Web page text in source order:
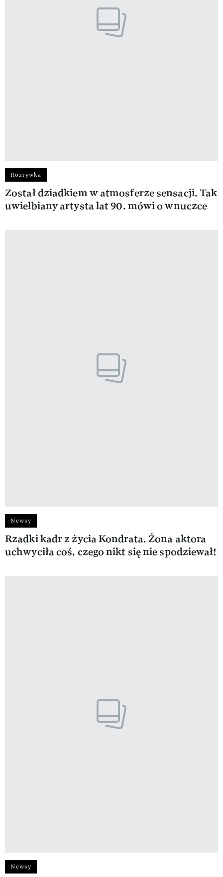
Rozrywka
Został dziadkiem w atmosferze sensacji. Tak
uwielbiany artysta lat 90. mówi o wnuczce
Newsy
Rzadki kadr z życia Kondrata. Żona aktora
uchwyciła coś, czego nikt się nie spodziewał!
Newsy